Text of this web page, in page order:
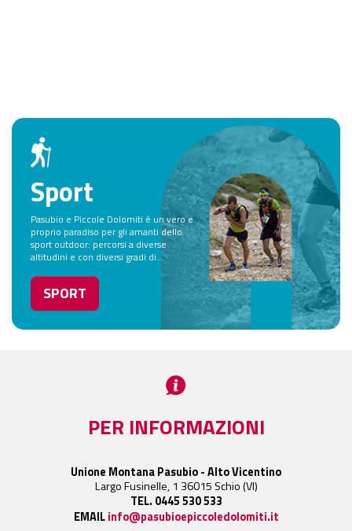
Sport
Pasubio e Piccole Dolomiti è un vero e
proprio paradiso per gli amanti dello
sport outdoor: percorsi a diverse
altitudini e con diversi gradi di...
SPORT
PER INFORMAZIONI
Unione Montana Pasubio - Alto Vicentino
Largo Fusinelle, 1 36015 Schio (VI)
TEL. 0445 530 533
EMAILinfo@pasubioepiccoledolomiti.it